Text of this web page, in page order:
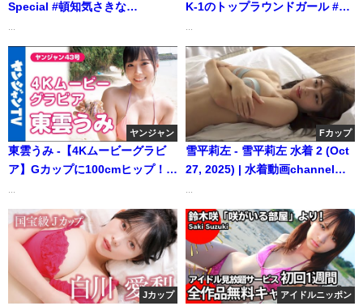
Special #頓知気さきな
プレで1年半ぶり復帰!! ＜2023
年11月後期＞―Sakina
Tonchiki（2023年11月14日） |
週プレChannel【集英社 週刊プ
レイボーイ公式】さんより
K-1のトップラウンドガール #う
ィーを360度から堪能!!!青年誌に
はちょっと刺激が強い、新感覚
の水着撮影に最高画質で没入密
着！【メイキング】（2024年09
月27日） | ヤンジャンTV【集英
社ヤングジャンプ公式】さんよ
り
ヤンジャン
東雲うみ -【4Kムービーグラビ
ア】Gカップに100cmヒップ！今
道もフェティッシュも堪能でき
るアツい水着撮影に最高画質で
没入密着！【メイキング】
（2024年09月26日） | ヤンジャ
ンTV【集英社ヤングジャンプ公
Fカップ
雪平莉左 - 雪平莉左 水着 2 (Oct
27, 2025) | 水着動画channelさ
Jカップ アイドルニッポン